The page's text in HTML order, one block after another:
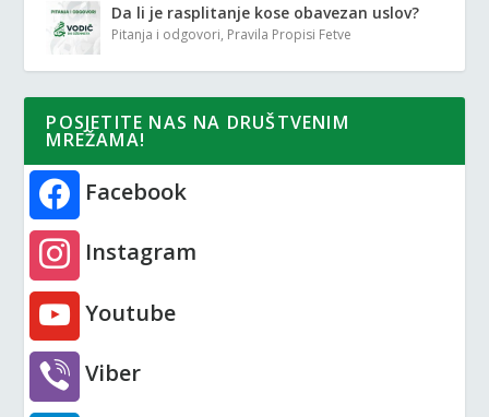
Da li je rasplitanje kose obavezan uslov?
Pitanja i odgovori, Pravila Propisi Fetve
POSJETITE NAS NA DRUŠTVENIM
MREŽAMA!
Facebook
Instagram
Youtube
Viber